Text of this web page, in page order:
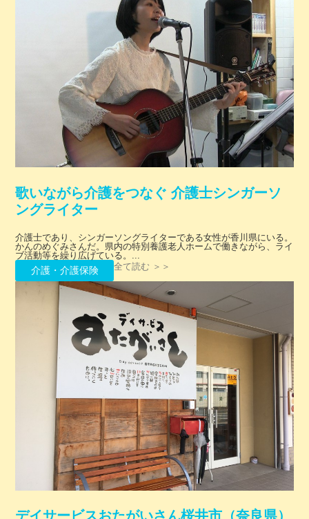
歌いながら介護をつなぐ 介護士シンガーソ
ングライター
介護士であり、シンガーソングライターである女性が香川県にいる。
かんのめぐみさんだ。県内の特別養護老人ホームで働きながら、ライ
ブ活動等を繰り広げている。...
介護・介護保険 全て読む ＞＞
デイサービスおたがいさん桜井市（奈良県）